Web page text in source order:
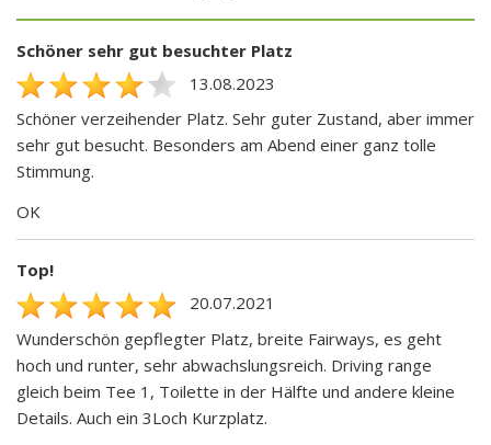
Schöner sehr gut besuchter Platz
13.08.2023
Schöner verzeihender Platz. Sehr guter Zustand, aber immer
sehr gut besucht. Besonders am Abend einer ganz tolle
Stimmung.
OK
Top!
20.07.2021
Wunderschön gepflegter Platz, breite Fairways, es geht
hoch und runter, sehr abwachslungsreich. Driving range
gleich beim Tee 1, Toilette in der Hälfte und andere kleine
Details. Auch ein 3Loch Kurzplatz.